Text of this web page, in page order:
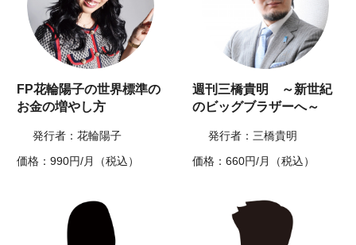
FP花輪陽子の世界標準の
お金の増やし方
発行者：花輪陽子
価格：990円/月（税込）
週刊三橋貴明 ～新世紀
のビッグブラザーへ～
発行者：三橋貴明
価格：660円/月（税込）